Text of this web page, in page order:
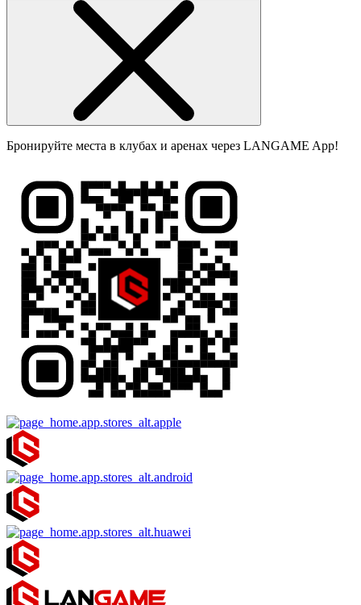
Бронируйте места в клубах и аренах через LANGAME App!